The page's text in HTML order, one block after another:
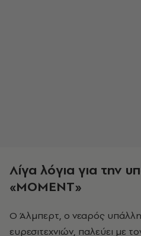
Λίγα λόγια για την
«MOMENT»
Ο Άλμπερτ, ο νεαρός
ευρεσιτεχνιών, παλεύει με